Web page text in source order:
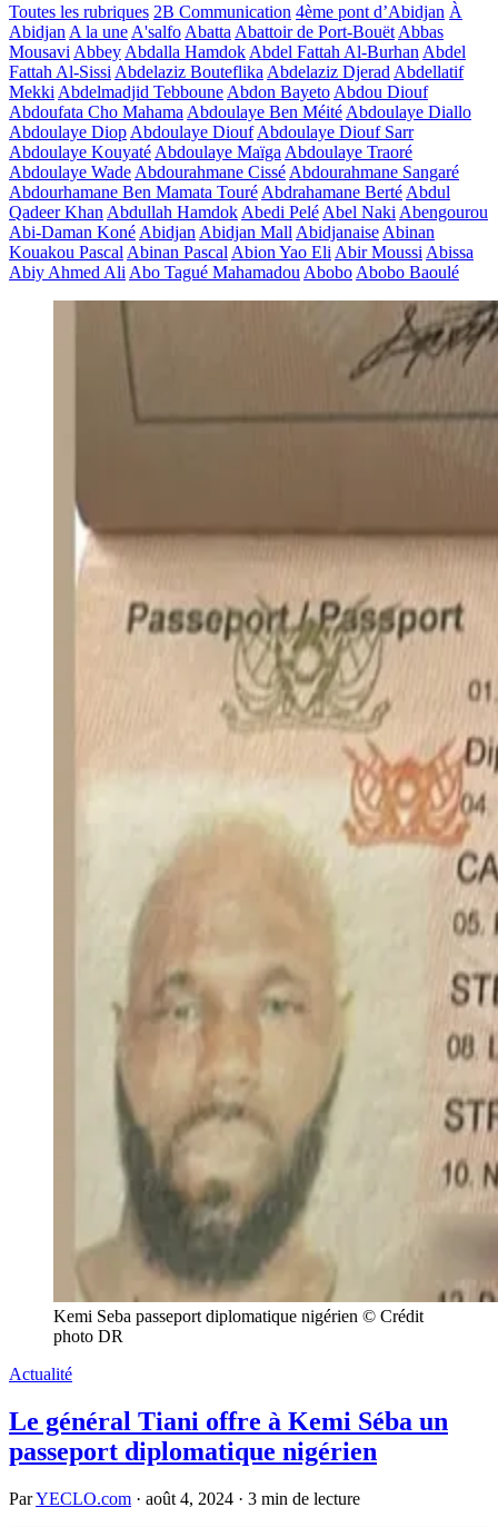
Toutes les rubriques 2B Communication 4ème pont d’Abidjan À
Abidjan A la une A'salfo Abatta Abattoir de Port-Bouët Abbas
Mousavi Abbey Abdalla Hamdok Abdel Fattah Al-Burhan Abdel
Fattah Al-Sissi Abdelaziz Bouteflika Abdelaziz Djerad Abdellatif
Mekki Abdelmadjid Tebboune Abdon Bayeto Abdou Diouf
Abdoufata Cho Mahama Abdoulaye Ben Méité Abdoulaye Diallo
Abdoulaye Diop Abdoulaye Diouf Abdoulaye Diouf Sarr
Abdoulaye Kouyaté Abdoulaye Maïga Abdoulaye Traoré
Abdoulaye Wade Abdourahmane Cissé Abdourahmane Sangaré
Abdourhamane Ben Mamata Touré Abdrahamane Berté Abdul
Qadeer Khan Abdullah Hamdok Abedi Pelé Abel Naki Abengourou
Abi-Daman Koné Abidjan Abidjan Mall Abidjanaise Abinan
Kouakou Pascal Abinan Pascal Abion Yao Eli Abir Moussi Abissa
Abiy Ahmed Ali Abo Tagué Mahamadou Abobo Abobo Baoulé
Kemi Seba passeport diplomatique nigérien © Crédit
photo DR
Actualité
Le général Tiani offre à Kemi Séba un
passeport diplomatique nigérien
ParYECLO.com · août 4, 2024 · 3 min de lecture